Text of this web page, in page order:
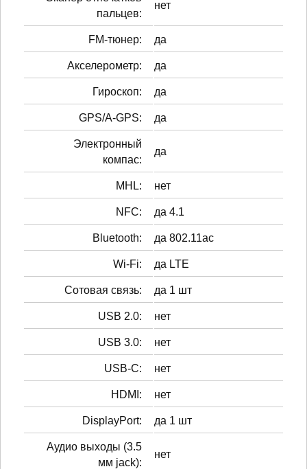
пальцев:
нет
FM-тюнер: да
Акселерометр: да
Гироскоп: да
GPS/A-GPS: да
Электронный
компас:
да
MHL: нет
NFC: да 4.1
Bluetooth: да 802.11ac
Wi-Fi: да LTE
Сотовая связь: да 1 шт
USB 2.0: нет
USB 3.0: нет
USB-C: нет
HDMI: нет
DisplayPort: да 1 шт
Аудио выходы (3.5
мм jack):
нет